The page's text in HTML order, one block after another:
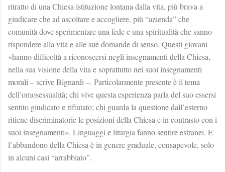
ritratto di una Chiesa istituzione lontana dalla vita, più brava a
giudicare che ad ascoltare e accogliere, più “azienda” che
comunità dove sperimentare una fede e una spiritualità che sanno
rispondere alla vita e alle sue domande di senso. Questi giovani
«hanno difficoltà a riconoscersi negli insegnamenti della Chiesa,
nella sua visione della vita e soprattutto nei suoi insegnamenti
morali – scrive Bignardi –. Particolarmente presente è il tema
dell’omosessualità; chi vive questa esperienza parla del suo essersi
sentito giudicato e rifiutato; chi guarda la questione dall’esterno
ritiene discriminatorie le posizioni della Chiesa e in contrasto con i
suoi insegnamenti». Linguaggi e liturgia fanno sentire estranei. E
l’abbandono della Chiesa è in genere graduale, consapevole, solo
in alcuni casi “arrabbiato”.